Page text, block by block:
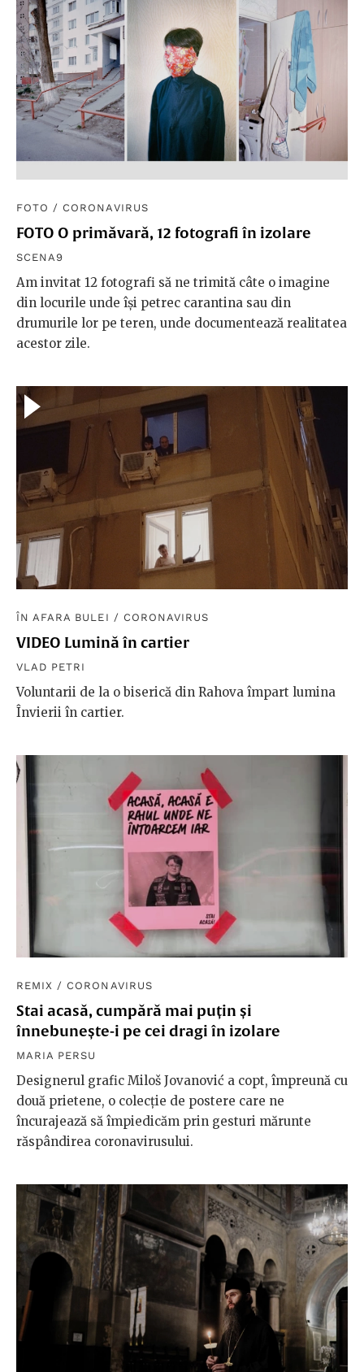
FOTO / CORONAVIRUS
FOTO O primăvară, 12 fotografi în izolare
SCENA9
Am invitat 12 fotografi să ne trimită câte o imagine
din locurile unde își petrec carantina sau din
drumurile lor pe teren, unde documentează realitatea
acestor zile.
ÎN AFARA BULEI / CORONAVIRUS
VIDEO Lumină în cartier
VLAD PETRI
Voluntarii de la o biserică din Rahova împart lumina
Învierii în cartier.
REMIX / CORONAVIRUS
Stai acasă, cumpără mai puțin și
înnebunește-i pe cei dragi în izolare
MARIA PERSU
Designerul grafic Miloš Jovanović a copt, împreună cu
două prietene, o colecție de postere care ne
încurajează să împiedicăm prin gesturi mărunte
răspândirea coronavirusului.